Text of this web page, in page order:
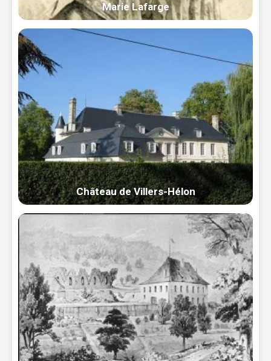
Marie Lafarge
Château de Villers-Hélon